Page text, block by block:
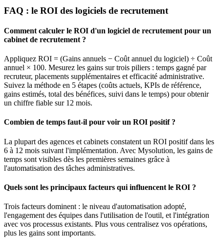
FAQ : le ROI des logiciels de recrutement
Comment calculer le ROI d'un logiciel de recrutement pour un
cabinet de recrutement ?
Appliquez ROI = (Gains annuels − Coût annuel du logiciel) ÷ Coût
annuel × 100. Mesurez les gains sur trois piliers : temps gagné par
recruteur, placements supplémentaires et efficacité administrative.
Suivez la méthode en 5 étapes (coûts actuels, KPIs de référence,
gains estimés, total des bénéfices, suivi dans le temps) pour obtenir
un chiffre fiable sur 12 mois.
Combien de temps faut-il pour voir un ROI positif ?
La plupart des agences et cabinets constatent un ROI positif dans les
6 à 12 mois suivant l'implémentation. Avec Mysolution, les gains de
temps sont visibles dès les premières semaines grâce à
l'automatisation des tâches administratives.
Quels sont les principaux facteurs qui influencent le ROI ?
Trois facteurs dominent : le niveau d'automatisation adopté,
l'engagement des équipes dans l'utilisation de l'outil, et l'intégration
avec vos processus existants. Plus vous centralisez vos opérations,
plus les gains sont importants.